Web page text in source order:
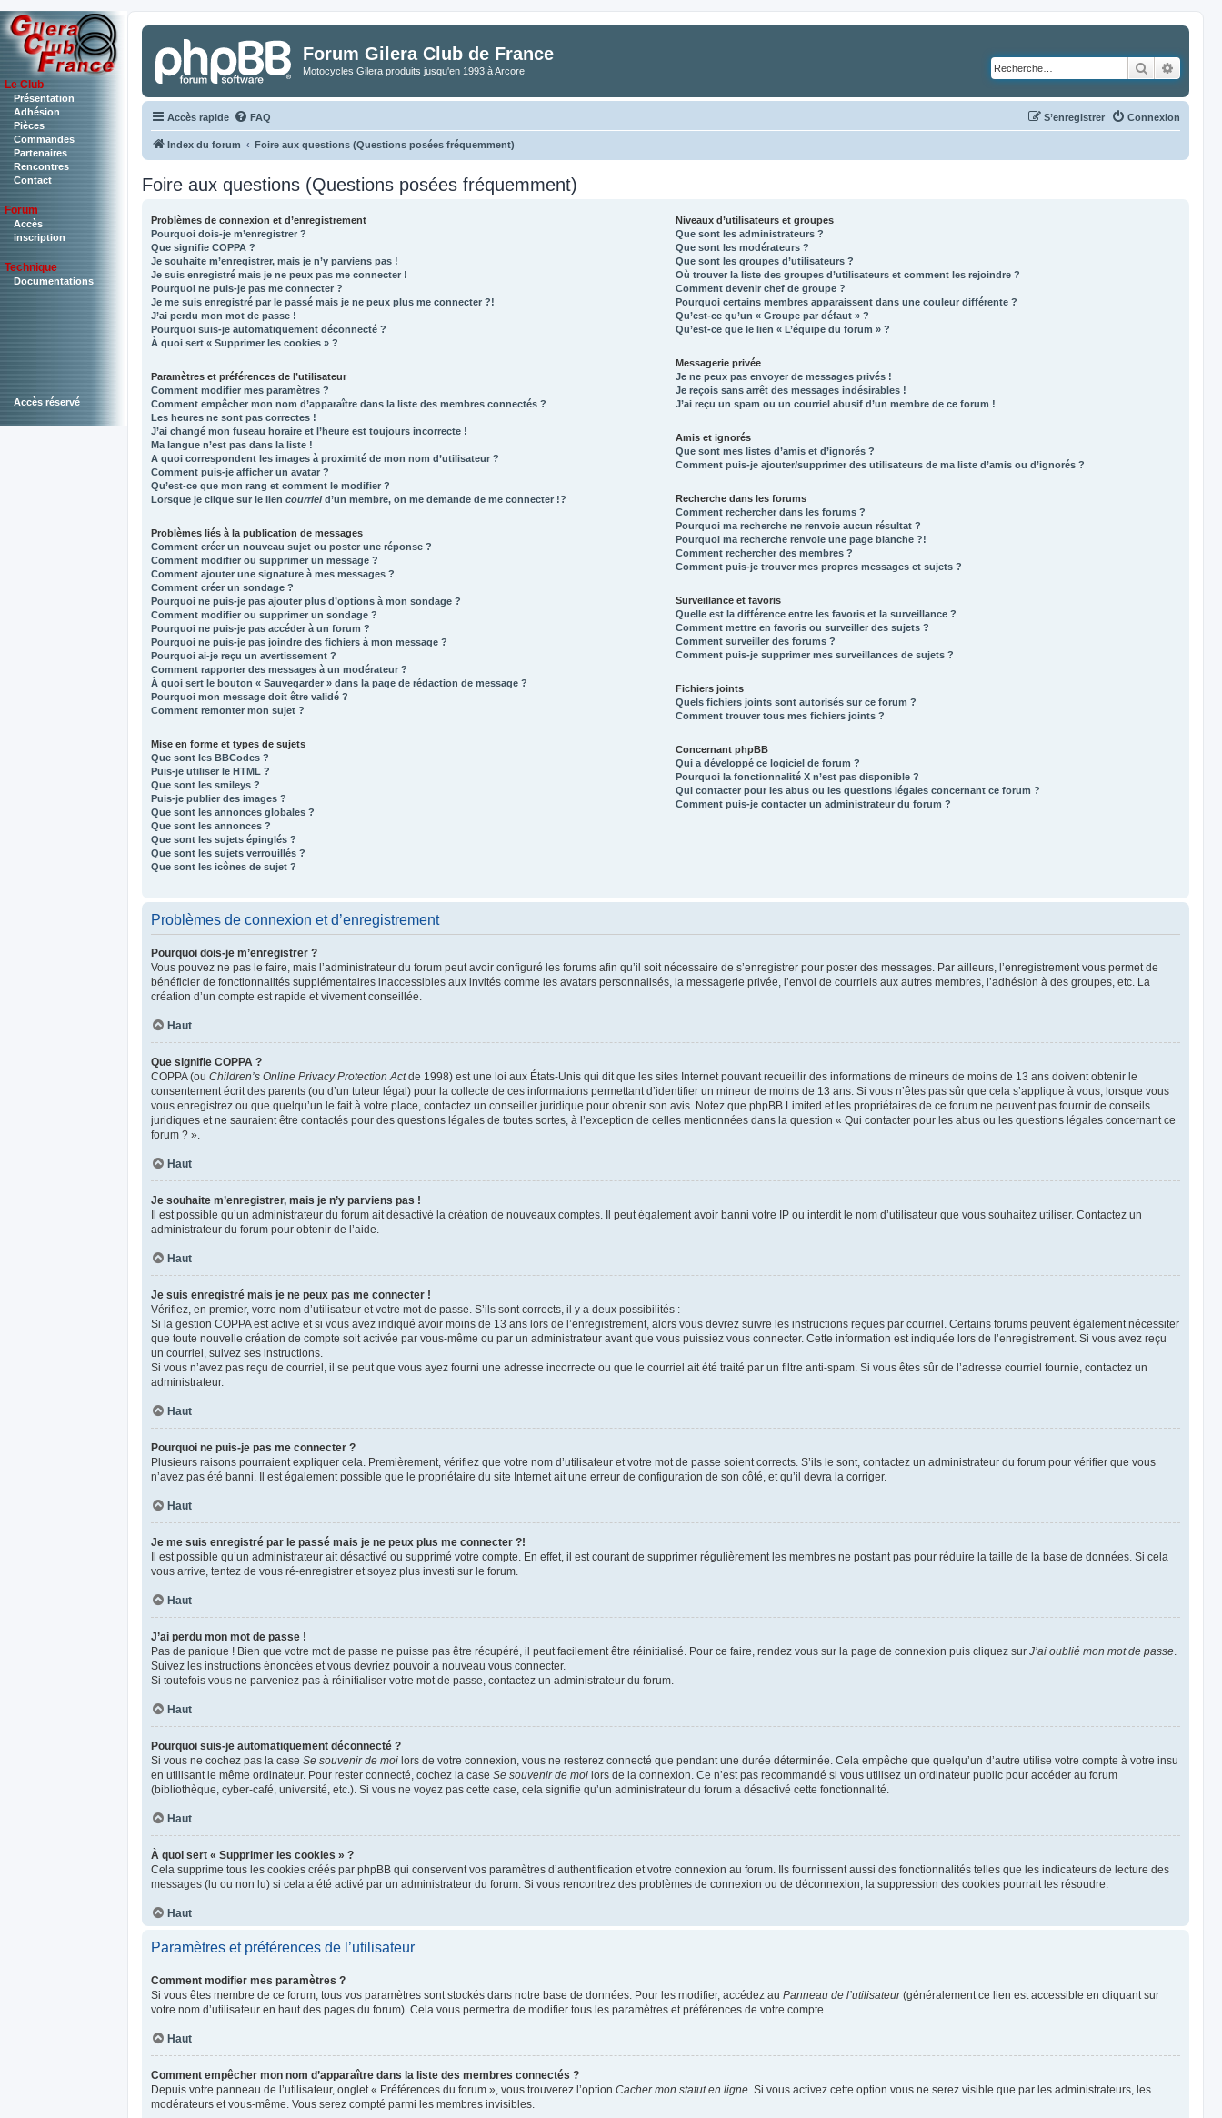
Le Club
Présentation
Adhésion
Pièces
Commandes
Partenaires
Rencontres
Contact
Forum
Accès
inscription
Technique
Documentations
Accès réservé
Forum Gilera Club de France
Motocycles Gilera produits jusqu'en 1993 à Arcore Rechercher
Accès rapide FAQ Connexion
S’enregistrer
Index du forum Foire aux questions (Questions posées fréquemment)
Foire aux questions (Questions posées fréquemment)
Problèmes de connexion et d’enregistrement
Pourquoi dois-je m’enregistrer ?
Que signifie COPPA ?
Je souhaite m’enregistrer, mais je n’y parviens pas !
Je suis enregistré mais je ne peux pas me connecter !
Pourquoi ne puis-je pas me connecter ?
Je me suis enregistré par le passé mais je ne peux plus me connecter ?!
J’ai perdu mon mot de passe !
Pourquoi suis-je automatiquement déconnecté ?
À quoi sert « Supprimer les cookies » ?
Paramètres et préférences de l’utilisateur
Comment modifier mes paramètres ?
Comment empêcher mon nom d’apparaître dans la liste des membres connectés ?
Les heures ne sont pas correctes !
J’ai changé mon fuseau horaire et l’heure est toujours incorrecte !
Ma langue n’est pas dans la liste !
A quoi correspondent les images à proximité de mon nom d’utilisateur ?
Comment puis-je afficher un avatar ?
Qu’est-ce que mon rang et comment le modifier ?
Lorsque je clique sur le lien courrield’un membre, on me demande de me connecter !?
Problèmes liés à la publication de messages
Comment créer un nouveau sujet ou poster une réponse ?
Comment modifier ou supprimer un message ?
Comment ajouter une signature à mes messages ?
Comment créer un sondage ?
Pourquoi ne puis-je pas ajouter plus d’options à mon sondage ?
Comment modifier ou supprimer un sondage ?
Pourquoi ne puis-je pas accéder à un forum ?
Pourquoi ne puis-je pas joindre des fichiers à mon message ?
Pourquoi ai-je reçu un avertissement ?
Comment rapporter des messages à un modérateur ?
À quoi sert le bouton « Sauvegarder » dans la page de rédaction de message ?
Pourquoi mon message doit être validé ?
Comment remonter mon sujet ?
Mise en forme et types de sujets
Que sont les BBCodes ?
Puis-je utiliser le HTML ?
Que sont les smileys ?
Puis-je publier des images ?
Que sont les annonces globales ?
Que sont les annonces ?
Que sont les sujets épinglés ?
Que sont les sujets verrouillés ?
Que sont les icônes de sujet ?
Niveaux d’utilisateurs et groupes
Que sont les administrateurs ?
Que sont les modérateurs ?
Que sont les groupes d’utilisateurs ?
Où trouver la liste des groupes d’utilisateurs et comment les rejoindre ?
Comment devenir chef de groupe ?
Pourquoi certains membres apparaissent dans une couleur différente ?
Qu’est-ce qu’un « Groupe par défaut » ?
Qu’est-ce que le lien « L’équipe du forum » ?
Messagerie privée
Je ne peux pas envoyer de messages privés !
Je reçois sans arrêt des messages indésirables !
J’ai reçu un spam ou un courriel abusif d’un membre de ce forum !
Amis et ignorés
Que sont mes listes d’amis et d’ignorés ?
Comment puis-je ajouter/supprimer des utilisateurs de ma liste d’amis ou d’ignorés ?
Recherche dans les forums
Comment rechercher dans les forums ?
Pourquoi ma recherche ne renvoie aucun résultat ?
Pourquoi ma recherche renvoie une page blanche ?!
Comment rechercher des membres ?
Comment puis-je trouver mes propres messages et sujets ?
Surveillance et favoris
Quelle est la différence entre les favoris et la surveillance ?
Comment mettre en favoris ou surveiller des sujets ?
Comment surveiller des forums ?
Comment puis-je supprimer mes surveillances de sujets ?
Fichiers joints
Quels fichiers joints sont autorisés sur ce forum ?
Comment trouver tous mes fichiers joints ?
Concernant phpBB
Qui a développé ce logiciel de forum ?
Pourquoi la fonctionnalité X n’est pas disponible ?
Qui contacter pour les abus ou les questions légales concernant ce forum ?
Comment puis-je contacter un administrateur du forum ?
Problèmes de connexion et d’enregistrement
Pourquoi dois-je m’enregistrer ?
Vous pouvez ne pas le faire, mais l’administrateur du forum peut avoir configuré les forums afin qu’il soit nécessaire de s’enregistrer pour poster des messages. Par ailleurs, l’enregistrement vous permet de
bénéficier de fonctionnalités supplémentaires inaccessibles aux invités comme les avatars personnalisés, la messagerie privée, l’envoi de courriels aux autres membres, l’adhésion à des groupes, etc. La
création d’un compte est rapide et vivement conseillée.
Haut
Que signifie COPPA ?
COPPA (ou Children’s Online Privacy Protection Actde 1998) est une loi aux États-Unis qui dit que les sites Internet pouvant recueillir des informations de mineurs de moins de 13 ans doivent obtenir le
consentement écrit des parents (ou d’un tuteur légal) pour la collecte de ces informations permettant d’identifier un mineur de moins de 13 ans. Si vous n’êtes pas sûr que cela s’applique à vous, lorsque vous
vous enregistrez ou que quelqu’un le fait à votre place, contactez un conseiller juridique pour obtenir son avis. Notez que phpBB Limited et les propriétaires de ce forum ne peuvent pas fournir de conseils
juridiques et ne sauraient être contactés pour des questions légales de toutes sortes, à l’exception de celles mentionnées dans la question « Qui contacter pour les abus ou les questions légales concernant ce
forum ? ».
Haut
Je souhaite m’enregistrer, mais je n’y parviens pas !
Il est possible qu’un administrateur du forum ait désactivé la création de nouveaux comptes. Il peut également avoir banni votre IP ou interdit le nom d’utilisateur que vous souhaitez utiliser. Contactez un
administrateur du forum pour obtenir de l’aide.
Haut
Je suis enregistré mais je ne peux pas me connecter !
Vérifiez, en premier, votre nom d’utilisateur et votre mot de passe. S’ils sont corrects, il y a deux possibilités :
Si la gestion COPPA est active et si vous avez indiqué avoir moins de 13 ans lors de l’enregistrement, alors vous devrez suivre les instructions reçues par courriel. Certains forums peuvent également nécessiter
que toute nouvelle création de compte soit activée par vous-même ou par un administrateur avant que vous puissiez vous connecter. Cette information est indiquée lors de l’enregistrement. Si vous avez reçu
un courriel, suivez ses instructions.
Si vous n’avez pas reçu de courriel, il se peut que vous ayez fourni une adresse incorrecte ou que le courriel ait été traité par un filtre anti-spam. Si vous êtes sûr de l’adresse courriel fournie, contactez un
administrateur.
Haut
Pourquoi ne puis-je pas me connecter ?
Plusieurs raisons pourraient expliquer cela. Premièrement, vérifiez que votre nom d’utilisateur et votre mot de passe soient corrects. S’ils le sont, contactez un administrateur du forum pour vérifier que vous
n’avez pas été banni. Il est également possible que le propriétaire du site Internet ait une erreur de configuration de son côté, et qu’il devra la corriger.
Haut
Je me suis enregistré par le passé mais je ne peux plus me connecter ?!
Il est possible qu’un administrateur ait désactivé ou supprimé votre compte. En effet, il est courant de supprimer régulièrement les membres ne postant pas pour réduire la taille de la base de données. Si cela
vous arrive, tentez de vous ré-enregistrer et soyez plus investi sur le forum.
Haut
J’ai perdu mon mot de passe !
Pas de panique ! Bien que votre mot de passe ne puisse pas être récupéré, il peut facilement être réinitialisé. Pour ce faire, rendez vous sur la page de connexion puis cliquez sur J’ai oublié mon mot de passe
Suivez les instructions énoncées et vous devriez pouvoir à nouveau vous connecter.
Si toutefois vous ne parveniez pas à réinitialiser votre mot de passe, contactez un administrateur du forum.
Haut
Pourquoi suis-je automatiquement déconnecté ?
Si vous ne cochez pas la case Se souvenir de moi lors de votre connexion, vous ne resterez connecté que pendant une durée déterminée. Cela empêche que quelqu’un d’autre utilise votre compte à votre insu
en utilisant le même ordinateur. Pour rester connecté, cochez la case Se souvenir de moi lors de la connexion. Ce n’est pas recommandé si vous utilisez un ordinateur public pour accéder au forum
(bibliothèque, cyber-café, université, etc.). Si vous ne voyez pas cette case, cela signifie qu’un administrateur du forum a désactivé cette fonctionnalité.
Haut
À quoi sert « Supprimer les cookies » ?
Cela supprime tous les cookies créés par phpBB qui conservent vos paramètres d’authentification et votre connexion au forum. Ils fournissent aussi des fonctionnalités telles que les indicateurs de lecture des
messages (lu ou non lu) si cela a été activé par un administrateur du forum. Si vous rencontrez des problèmes de connexion ou de déconnexion, la suppression des cookies pourrait les résoudre.
Haut
Paramètres et préférences de l’utilisateur
Comment modifier mes paramètres ?
Si vous êtes membre de ce forum, tous vos paramètres sont stockés dans notre base de données. Pour les modifier, accédez au Panneau de l’utilisateur(généralement ce lien est accessible en cliquant sur
votre nom d’utilisateur en haut des pages du forum). Cela vous permettra de modifier tous les paramètres et préférences de votre compte.
Haut
Comment empêcher mon nom d’apparaître dans la liste des membres connectés ?
Depuis votre panneau de l’utilisateur, onglet « Préférences du forum », vous trouverez l’option Cacher mon statut en ligne . Si vous activez cette option vous ne serez visible que par les administrateurs, les
modérateurs et vous-même. Vous serez compté parmi les membres invisibles.